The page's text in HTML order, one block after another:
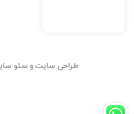
طراحی سایت و سئو